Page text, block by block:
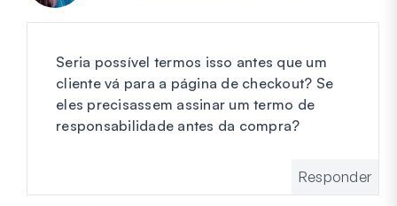
Seria possível termos isso antes que um
cliente vá para a página de checkout? Se
eles precisassem assinar um termo de
responsabilidade antes da compra?
Responder